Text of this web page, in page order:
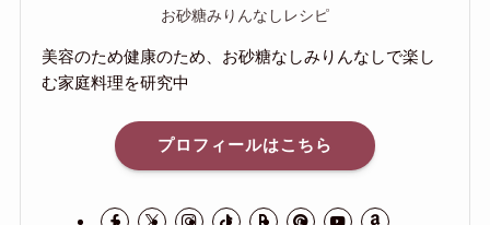
お砂糖みりんなしレシピ
美容のため健康のため、お砂糖なしみりんなしで楽し
む家庭料理を研究中
プロフィールはこちら